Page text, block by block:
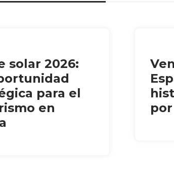
solar 2026:
para el
en